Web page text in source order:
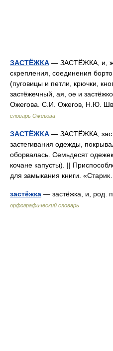
ЗАСТЁЖКА — ЗАСТЁЖКА, и,
скрепления, соединения
(пуговицы и петли, крючки,
застёжечный, ая, ое и
Ожегова. С.И. Ожегов, Н.Ю.
словарь Ожегова
ЗАСТЁЖКА — ЗАСТЁЖКА,
застегивания одежды,
оборвалась. Семьдесят
кочане капусты). ||
для замыкания книги.
застёжка — застёжка, и, род.
орфографический словарь